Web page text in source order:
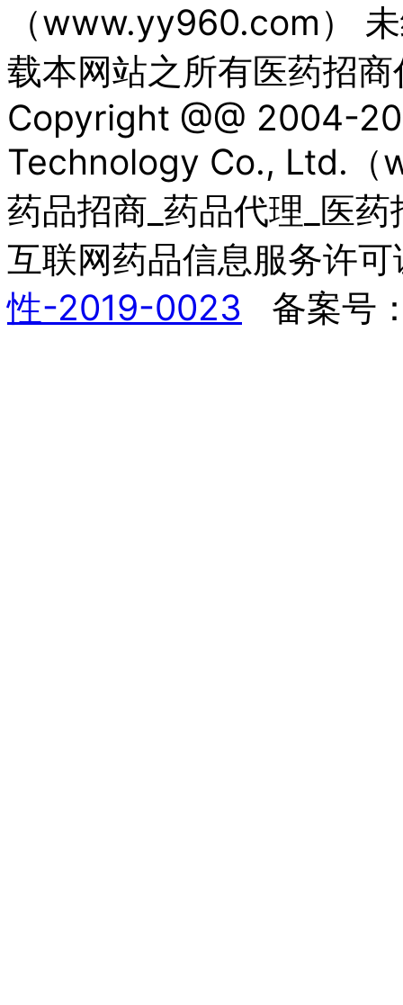
（www.yy960.com）
载本网站之所有医药招
Copyright @@ 2004-
Technology Co., Ltd.（
药品招商_药品代理_医
互联网药品信息服务许
性-2019-0023 备案号